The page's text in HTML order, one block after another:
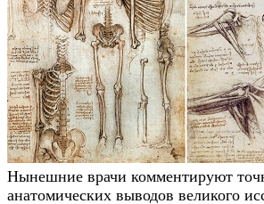
Нынешние врачи комментируют
анатомических выводов великого